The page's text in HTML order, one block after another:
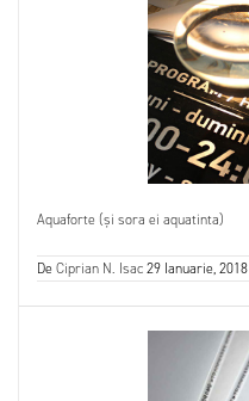
Aquaforte (și sora ei aquatinta)
DeCiprian N. Isac29 Ianuarie, 2018